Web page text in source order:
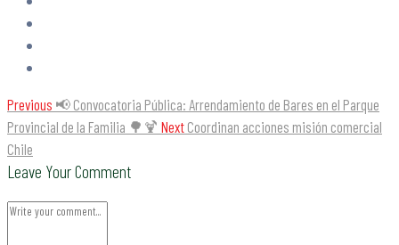
Previous 📢 Convocatoria Pública: Arrendamiento de Bares en el Parque
Provincial de la Familia 🌳🍹 Next Coordinan acciones misión comercial
Chile
Leave Your Comment